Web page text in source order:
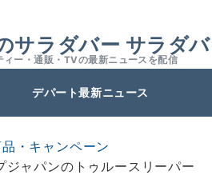
サラダ
ー・通販・TVの最新ニュースを配信
デパート最新ニュース
・キャンペーン
ジャパンのトゥルースリーパー